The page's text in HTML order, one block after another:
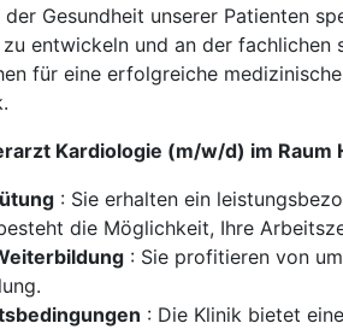
Gesundheit unserer Patienten
entwickeln und an der
für eine erfolgreiche
Kardiologie (m/w/d) im Raum
: Sie erhalten ein
die Möglichkeit, Ihre
: Sie profitieren von
: Die Klinik bietet